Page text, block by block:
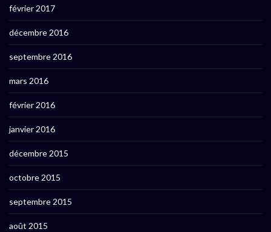
février 2017
décembre 2016
septembre 2016
mars 2016
février 2016
janvier 2016
décembre 2015
octobre 2015
septembre 2015
août 2015